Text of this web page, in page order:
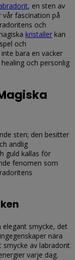
, en sten av
fascination på
och
kristaller kan
och
bara en vacker
och personlig
sten; den besitter
andlig
guld kallas för
fenomen som
smycke, det
nära
smycke av labradorit
varje dag.